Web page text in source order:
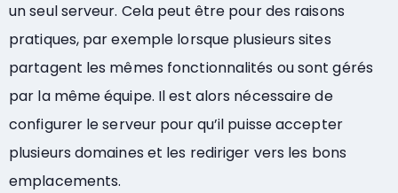
un seul serveur. Cela peut être pour des raisons
pratiques, par exemple lorsque plusieurs sites
partagent les mêmes fonctionnalités ou sont gérés
par la même équipe. Il est alors nécessaire de
configurer le serveur pour qu’il puisse accepter
plusieurs domaines et les rediriger vers les bons
emplacements.